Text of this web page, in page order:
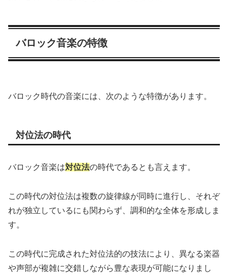
バロック音楽の特徴
バロック時代の音楽には、次のような特徴があります。
対位法の時代
バロック音楽は対位法の時代であるとも言えます。
この時代の対位法は複数の旋律線が同時に進行し、それぞ
れが独立しているにも関わらず、調和的な全体を形成しま
す。
この時代に完成された対位法的の技法により、異なる楽器
や声部が複雑に交錯しながら豊な表現が可能になりまし